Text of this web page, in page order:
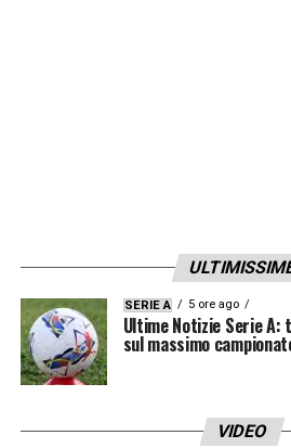
SERIE A 5 ore ago
Ultime Notizie Serie
sul massimo
VIDEO